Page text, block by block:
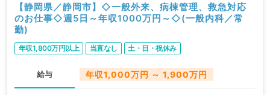
【静岡県／静岡市】◇一般外来、病棟管理、救急対応
のお仕事◇週5日～年収1000万円～◇(一般内科／常
勤)
年収1,800万円以上 当直なし 土・日・祝休み
給与 年収1,000万円 ～ 1,900万円